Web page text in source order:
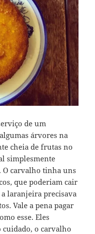
de um
árvores na
cheia de frutas no
simplesmente
O carvalho tinha uns
que poderiam cair
a laranjeira precisava
Vale a pena pagar
esse. Eles
o carvalho